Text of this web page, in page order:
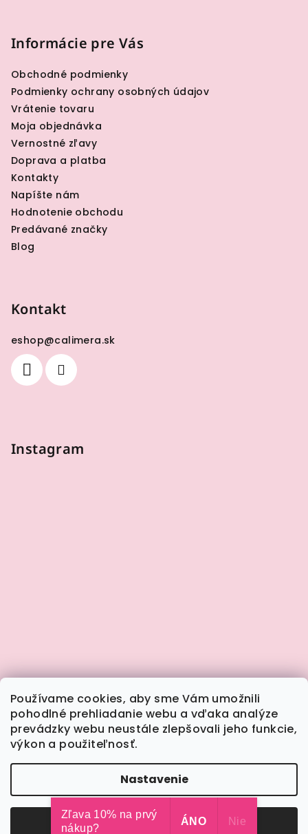
Používame cookies, aby sme Vám umožnili
pohodlné prehliadanie webu a vďaka analýze
prevádzky webu neustále zlepšovali jeho funkcie,
výkon a použiteľnosť.
Nastavenie
Odmietnuť Súhlasím
Informácie pre Vás
Obchodné podmienky
Podmienky ochrany osobných údajov
Vrátenie tovaru
Moja objednávka
Vernostné zľavy
Doprava a platba
Kontakty
Napíšte nám
Hodnotenie obchodu
Predávané značky
Blog
Kontakt
eshop@calimera.sk
Instagram
Sledovať na Instagrame
Copyright 2026Calimera.sk. Všetky práva
vyhradené.Upraviť nastavenie cookies
Zľava 10% na prvý
nákup?
ÁNO Nie